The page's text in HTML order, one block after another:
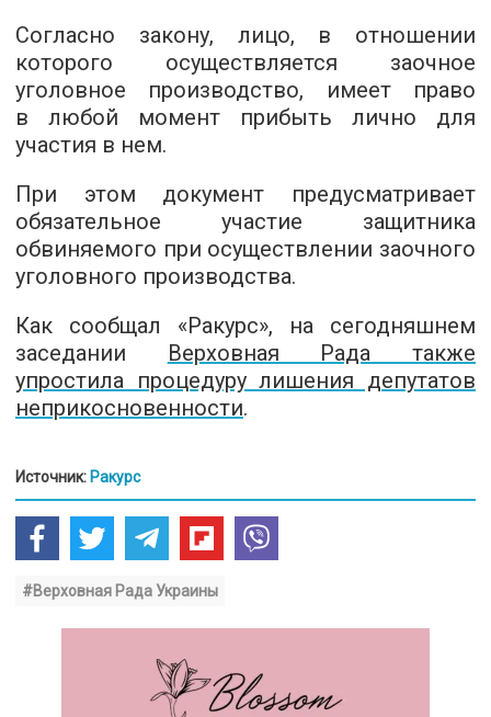
Согласно закону, лицо, в отношении
которого осуществляется заочное
уголовное производство, имеет право
в любой момент прибыть лично для
участия в нем.
При этом документ предусматривает
обязательное участие защитника
обвиняемого при осуществлении заочного
уголовного производства.
Как сообщал «Ракурс», на сегодняшнем
заседании Верховная Рада также
упростила процедуру лишения депутатов
неприкосновенности.
Источник: Ракурс
#Верховная Рада Украины